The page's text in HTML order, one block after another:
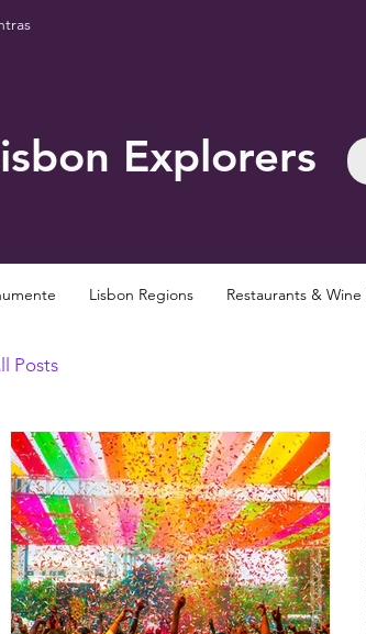
Explorers
Lisbon Regions Restaurants & Wine
Posts